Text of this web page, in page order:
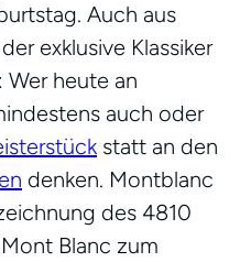
Auch aus
exklusive Klassiker
Wer heute an
auch oder
statt an den
denken. Montblanc
des 4810
Blanc zum